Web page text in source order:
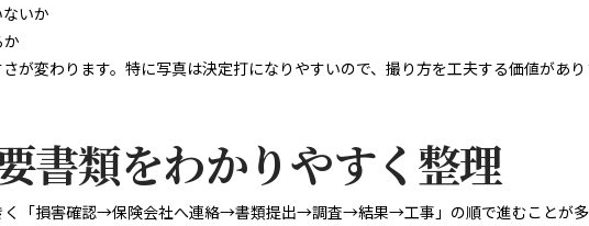
いか
が変わります。特に写真は決定打になりやすいので、撮り方を工夫する価値があり
書類をわかりやすく整理
く「損害確認→保険会社へ連絡→書類提出→調査→結果→工事」の順で進むことが